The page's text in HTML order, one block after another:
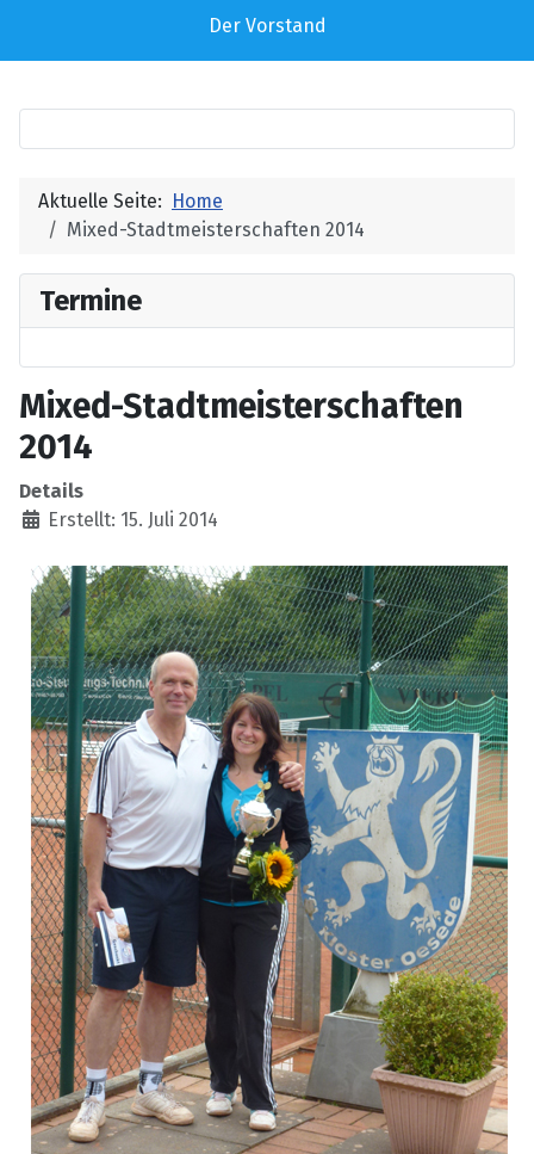
Der Vorstand
Aktuelle Seite: Home
Mixed-Stadtmeisterschaften 2014
Termine
Mixed-Stadtmeisterschaften
2014
Details
Erstellt: 15. Juli 2014